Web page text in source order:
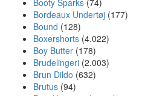
Bordeaux Undertøj (177)
Bound (128)
Boxershorts (4.022)
Boy Butter (178)
Brudelingeri (2.003)
Brun Dildo (632)
Brutus (94)